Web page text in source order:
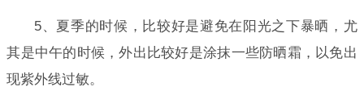
5、夏季的时候，比较好是避免在阳光之下暴晒，尤
其是中午的时候，外出比较好是涂抹一些防晒霜，以免出
现紫外线过敏。